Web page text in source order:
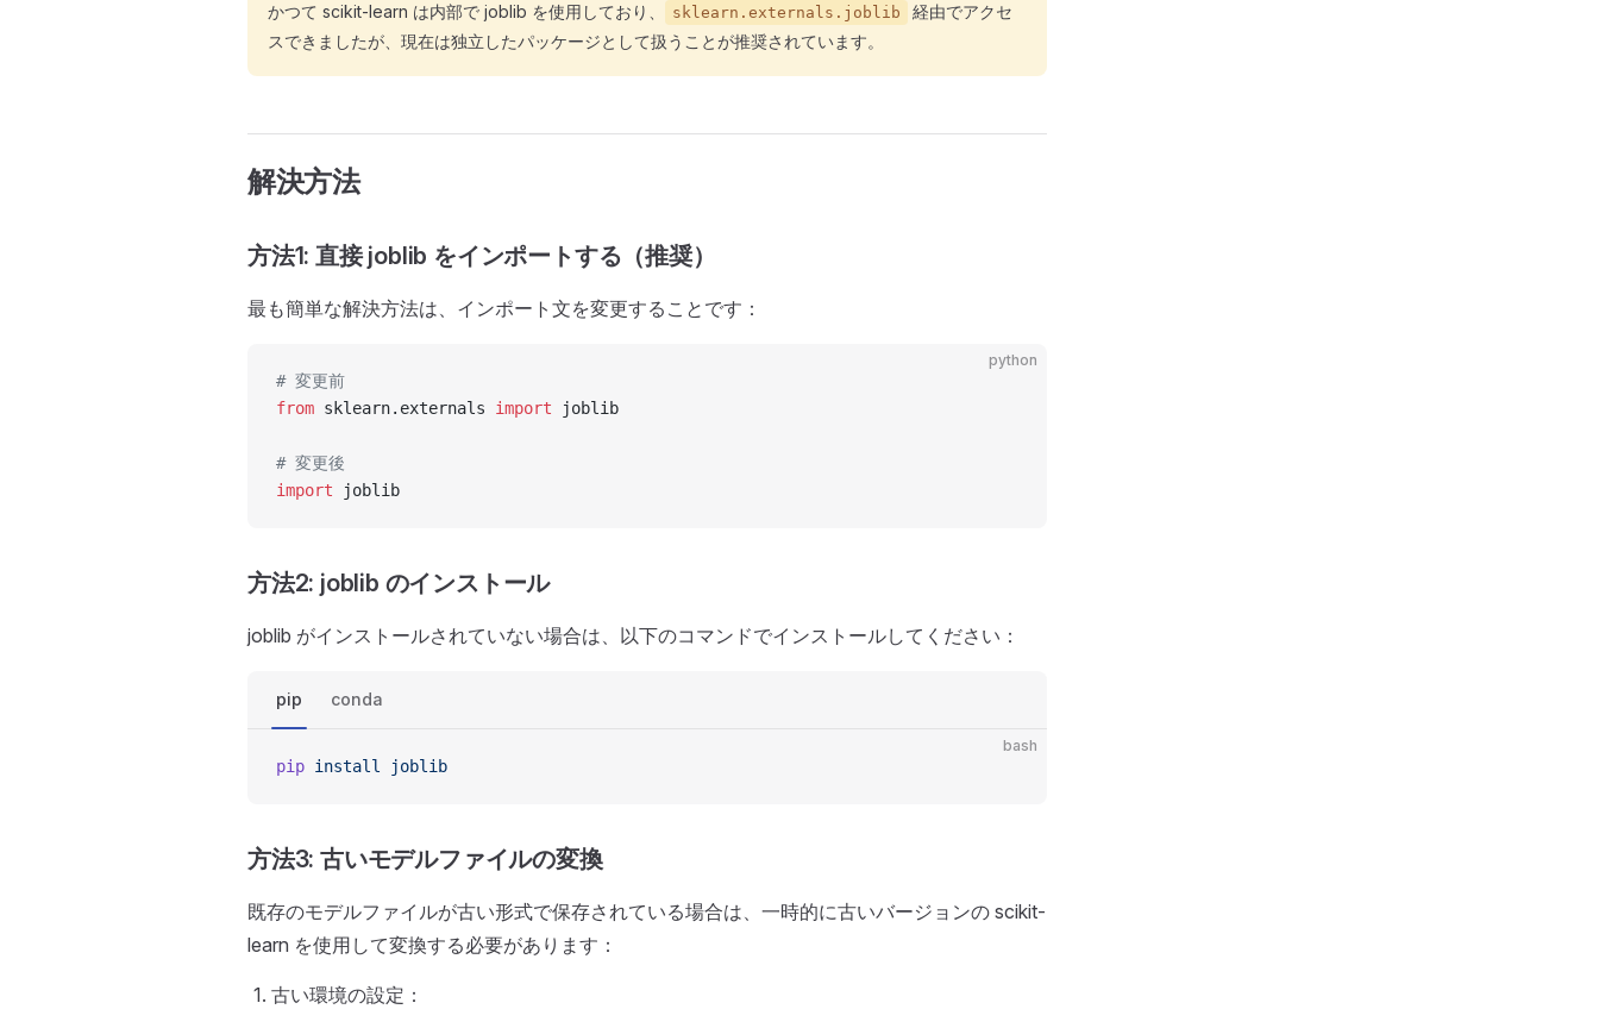
かつて scikit-learn は内部で joblib を使用しており、 sklearn.externals.joblib
経由でアクセ
スできましたが、現在は独立したパッケージとして扱うことが推奨されています。
解決方法
方法1: 直接 joblib をインポートする（推奨）
最も簡単な解決方法は、インポート文を変更することです：
python
# 変更前
from sklearn.externals import joblib
# 変更後
import joblib
方法2: joblib のインストール
joblib がインストールされていない場合は、以下のコマンドでインストールしてください：
pip conda
bash
pip install joblib
方法3: 古いモデルファイルの変換
既存のモデルファイルが古い形式で保存されている場合は、一時的に古いバージョンの scikit-
learn を使用して変換する必要があります：
古い環境の設定：